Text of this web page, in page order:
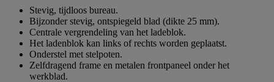
sterren.
Stevig, tijdloos bureau.
Bijzonder stevig, ontspiegeld blad (dikte 25 mm).
Centrale vergrendeling van het ladeblok.
Het ladenblok kan links of rechts worden geplaatst.
Onderstel met stelpoten.
Zelfdragend frame en metalen frontpaneel onder het
werkblad.